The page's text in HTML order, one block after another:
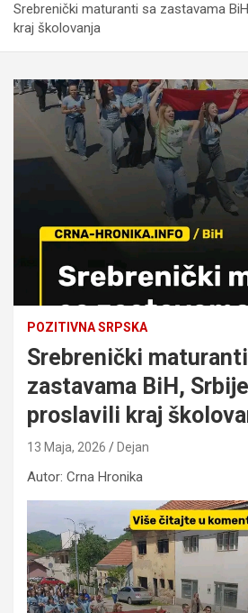
Srebrenički maturanti sa zastavama
kraj školovanja
POZITIVNA SRPSKA
Srebrenički
zastavama BiH,
proslavili kraj
13 Maja, 2026 Dejan
Autor: Crna Hronika